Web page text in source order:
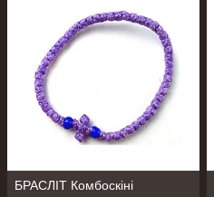
БРАСЛІТ Комбоскіні